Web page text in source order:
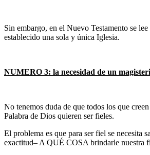
Sin embargo, en el Nuevo Testamento se
establecido una sola y única Iglesia.
NUMERO 3: la necesidad de un
No tenemos duda de que todos los que
Palabra de Dios quieren ser fieles.
El problema es que para ser fiel se necesita
exactitud– A QUÉ COSA brindarle nuestra